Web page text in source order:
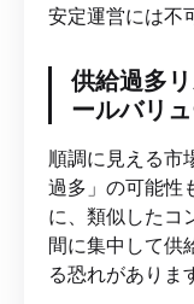
安定運営には不
供給過多
ールバリ
順調に見える市
過多」の可能性
に、類似したコ
間に集中して供
る恐れがありま